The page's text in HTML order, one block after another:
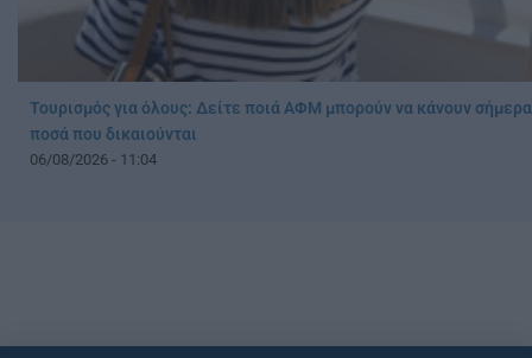
Τουρισμός για όλους: Δείτε ποιά ΑΦΜ μπορούν να κάνουν
ποσά που δικαιούνται
06/08/2026 - 11:04